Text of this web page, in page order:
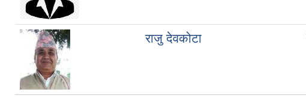
राजु देवकोटा